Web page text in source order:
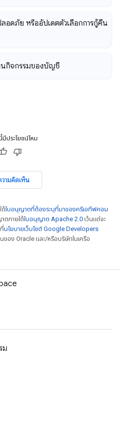
อดภัย หรืออัปเดตตัวเลือกการกู้คืน
นกิจกรรมของบัญชี
ประโยชน์ไหม
ามคิดเห็น
ต้ใบอนุญาตที่ต้องระบุที่มาของครีเอทีฟคอม
ตภายใต้ใบอนุญาต Apache 2.0 เว้นแต่จะ
นโยบายเว็บไซต์ Google Developers
ของ Oracle และ/หรือบริษัทในเครือ
ม